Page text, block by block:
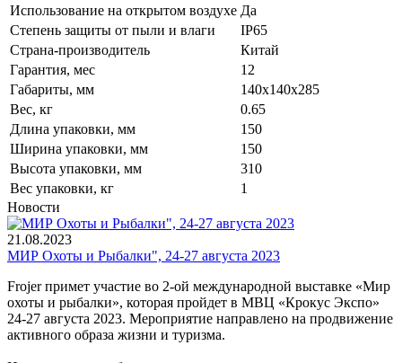
Использование на открытом воздухе Да
Степень защиты от пыли и влаги
IP65
Страна-производитель
Китай
Гарантия, мес
12
Габариты, мм
140х140х285
Вес, кг
0.65
Длина упаковки, мм
150
Ширина упаковки, мм
150
Высота упаковки, мм
310
Вес упаковки, кг
1
Новости
21.08.2023
МИР Охоты и Рыбалки", 24-27 августа 2023
Frojer примет участие во 2-ой международной выставке «Мир
охоты и рыбалки», которая пройдет в МВЦ «Крокус Экспо»
24-27 августа 2023. Мероприятие направлено на продвижение
активного образа жизни и туризма.